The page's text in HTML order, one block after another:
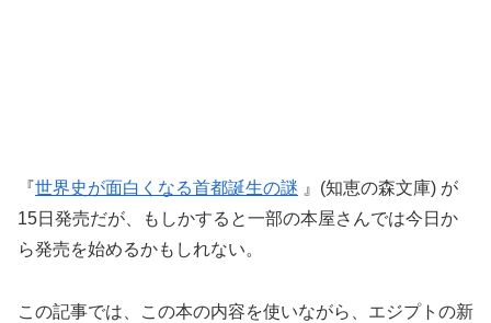
『世界史が面白くなる首都誕生の謎 』(知恵の森文庫) が
15日発売だが、もしかすると一部の本屋さんでは今日か
ら発売を始めるかもしれない。
この記事では、この本の内容を使いながら、エジプトの新